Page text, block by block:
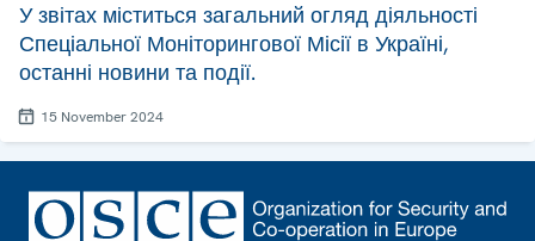
У звітах міститься загальний огляд діяльності
Спеціальної Моніторингової Місії в Україні,
останні новини та події.
15 November 2024